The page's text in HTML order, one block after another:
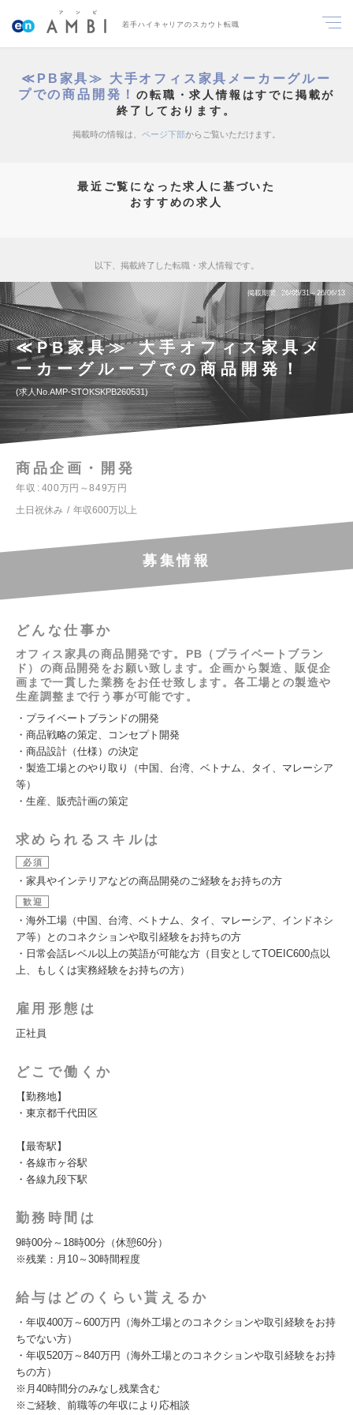
若手ハイキャリアのスカウト転職
≪PB家具≫ 大手オフィス家具メーカーグルー
プでの商品開発！の転職・求人情報はすでに掲載が
終了しております。
掲載時の情報は、 ページ下部からご覧いただけます。
最近ご覧になった求人に基づいた
おすすめの求人
以下、掲載終了した転職・求人情報です。
掲載期間 26/05/31～26/06/13
≪PB家具≫ 大手オフィス家具メ
ーカーグループでの商品開発！
求人No.AMP-STOKSKPB260531
商品企画・開発
年収
400万円～849万円
土日祝休み
年収600万以上
募集情報
どんな仕事か
オフィス家具の商品開発です。PB（プライベートブラン
ド）の商品開発をお願い致します。企画から製造、販促企
画まで一貫した業務をお任せ致します。各工場との製造や
生産調整まで行う事が可能です。
・プライベートブランドの開発
・商品戦略の策定、コンセプト開発
・商品設計（仕様）の決定
・製造工場とのやり取り（中国、台湾、ベトナム、タイ、マレーシア
等）
・生産、販売計画の策定
求められるスキルは
必須
・家具やインテリアなどの商品開発のご経験をお持ちの方
歓迎
・海外工場（中国、台湾、ベトナム、タイ、マレーシア、インドネシ
ア等）とのコネクションや取引経験をお持ちの方
・日常会話レベル以上の英語が可能な方（目安としてTOEIC600点以
上、もしくは実務経験をお持ちの方）
雇用形態は
正社員
どこで働くか
【勤務地】
・東京都千代田区
【最寄駅】
・各線市ヶ谷駅
・各線九段下駅
勤務時間は
9時00分～18時00分（休憩60分）
※残業：月10～30時間程度
給与はどのくらい貰えるか
・年収400万～600万円（海外工場とのコネクションや取引経験をお持
ちでない方）
・年収520万～840万円（海外工場とのコネクションや取引経験をお持
ちの方）
※月40時間分のみなし残業含む
※ご経験、前職等の年収により応相談